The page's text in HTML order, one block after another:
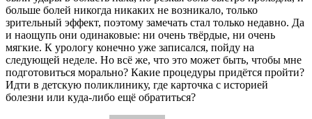
больше болей никогда никаких не возникало, только
зрительный эффект, поэтому замечать стал только недавно. Да
и наощупь они одинаковые: ни очень твёрдые, ни очень
мягкие. К урологу конечно уже записался, пойду на
следующей неделе. Но всё же, что это может быть, чтобы мне
подготовиться морально? Какие процедуры придётся пройти?
Идти в детскую поликлинику, где карточка с историей
болезни или куда-либо ещё обратиться?